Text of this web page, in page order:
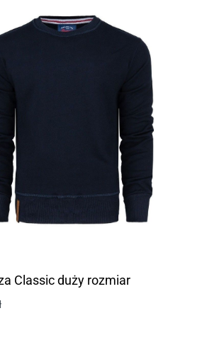
Classic duży rozmiar